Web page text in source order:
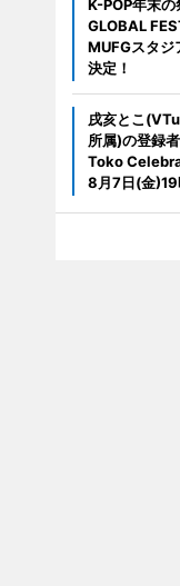
K-POP年末
GLOBAL
MUFGスタジ
決定！
戌亥とこ
所属)の登録
Toko
8月7日(金)19